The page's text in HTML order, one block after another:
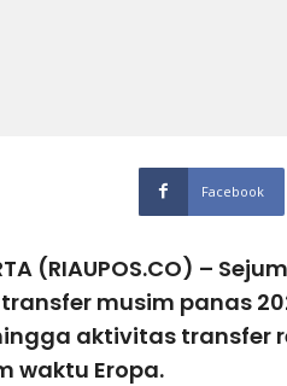
Facebook
(RIAUPOS.CO) –
musim panas
aktivitas transfer
waktu Eropa.